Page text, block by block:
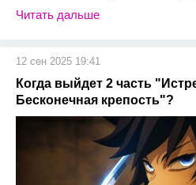
Читать дальше
12 сен 2025 19:41
Когда выйдет 2 часть
Бесконечная крепость"?